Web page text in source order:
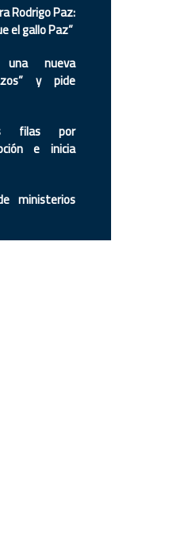
Rodrigo Paz:
el gallo Paz”
nueva
y pide
filas por
e inicia
ministerios